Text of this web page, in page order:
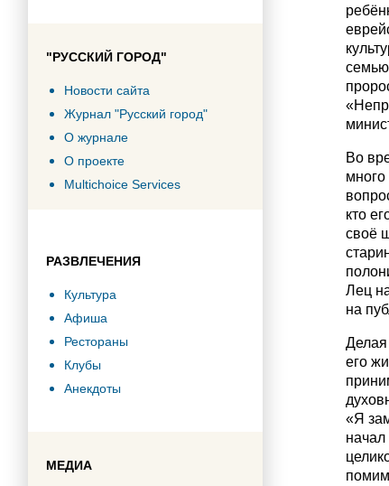
"РУССКИЙ ГОРОД"
Новости сайта
Журнал "Русский город"
О журнале
О проекте
Multichoice Services
РАЗВЛЕЧЕНИЯ
Культура
Афиша
Рестораны
Клубы
Анекдоты
МЕДИА
Во
много
кто
своё
Лец
на
Делая
его
«Я